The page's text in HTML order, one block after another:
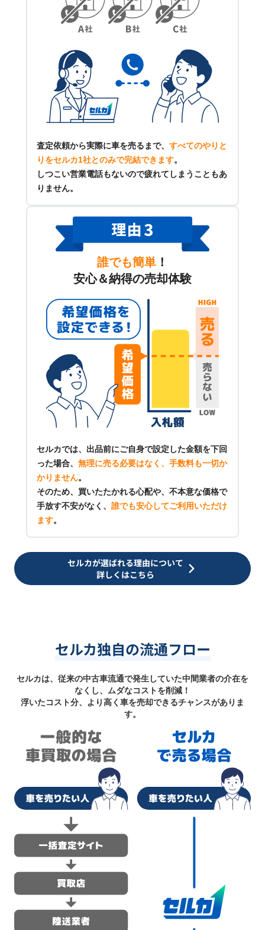
査定依頼から実際に車を売るまで、 すべてのやりと
りをセルカ1社とのみで完結できます。
しつこい営業電話もないので疲れてしまうこともあ
りません。
誰でも簡単 ！
安心＆納得の売却体験
セルカでは、出品前にご自身で設定した金額を下回
った場合、 無理に売る必要はなく、手数料も一切か
かりません。
そのため、買いたたかれる心配や、不本意な価格で
手放す不安がなく、 誰でも安心してご利用いただけ
ます。
セルカが選ばれる理由について
詳しくはこちら
セルカ独自の流通フロー
セルカは、従来の中古車流通で発生していた中間業者の介在を
なくし、ムダなコストを削減！
浮いたコスト分、より高く車を売却できるチャンスがありま
す。